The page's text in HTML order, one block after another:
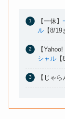
【一休】
ル 【8/19
【
シャル
【じゃら